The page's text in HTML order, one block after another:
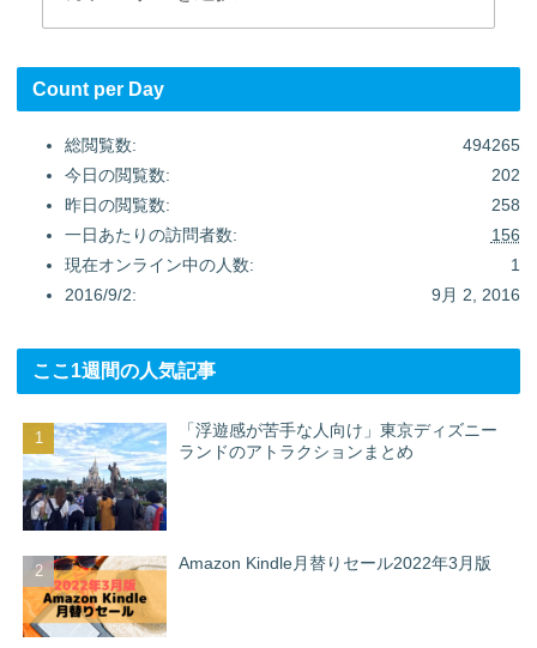
Count per Day
494265
総閲覧数:
202
今日の閲覧数:
258
昨日の閲覧数:
156
一日あたりの訪問者数:
1
現在オンライン中の人数:
9月 2, 2016
2016/9/2:
ここ1週間の人気記事
「浮遊感が苦手な人向け」東京ディズニー
ランドのアトラクションまとめ
Amazon Kindle月替りセール2022年3月版